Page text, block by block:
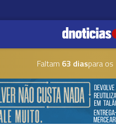
Faltam 63 diaspara os